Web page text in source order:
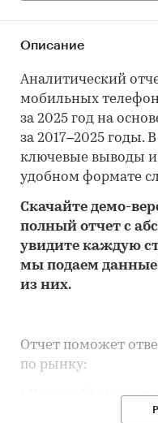
Описание
Аналитический
мобильных
за 2025 год на
за 2017–2025 годы.
ключевые выводы и
удобном формате
Скачайте демо-
полный отчет с
увидите каждую
мы подаем данные
из них.
Отчет поможет
по рынку:
• Каков объем
телефонов в